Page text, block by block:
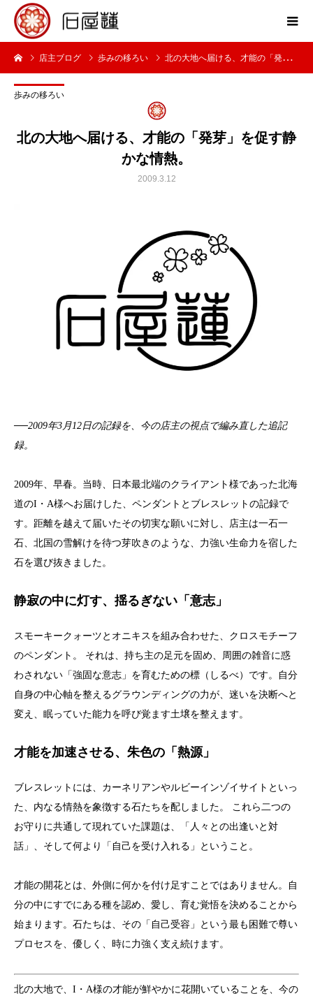
店主ブログ 歩みの移ろい 北の大地へ届ける、才能の「発芽」を促す静かな情熱。
歩みの移ろい
北の大地へ届ける、才能の「発芽」を促す静
かな情熱。
2009.3.12
──2009年3月12日の記録を、今の店主の視点で編み直した追記
録。
2009年、早春。当時、日本最北端のクライアント様であった北海
道のI・A様へお届けした、ペンダントとブレスレットの記録で
す。距離を越えて届いたその切実な願いに対し、店主は一石一
石、北国の雪解けを待つ芽吹きのような、力強い生命力を宿した
石を選び抜きました。
静寂の中に灯す、揺るぎない「意志」
スモーキークォーツとオニキスを組み合わせた、クロスモチーフ
のペンダント。 それは、持ち主の足元を固め、周囲の雑音に惑
わされない「強固な意志」を育むための標（しるべ）です。自分
自身の中心軸を整えるグラウンディングの力が、迷いを決断へと
変え、眠っていた能力を呼び覚ます土壌を整えます。
才能を加速させる、朱色の「熱源」
ブレスレットには、カーネリアンやルビーインゾイサイトといっ
た、内なる情熱を象徴する石たちを配しました。 これら二つの
お守りに共通して現れていた課題は、「人々との出逢いと対
話」、そして何より「自己を受け入れる」ということ。
才能の開花とは、外側に何かを付け足すことではありません。自
分の中にすでにある種を認め、愛し、育む覚悟を決めることから
始まります。石たちは、その「自己受容」という最も困難で尊い
プロセスを、優しく、時に力強く支え続けます。
北の大地で、I・A様の才能が鮮やかに花開いていることを、今の